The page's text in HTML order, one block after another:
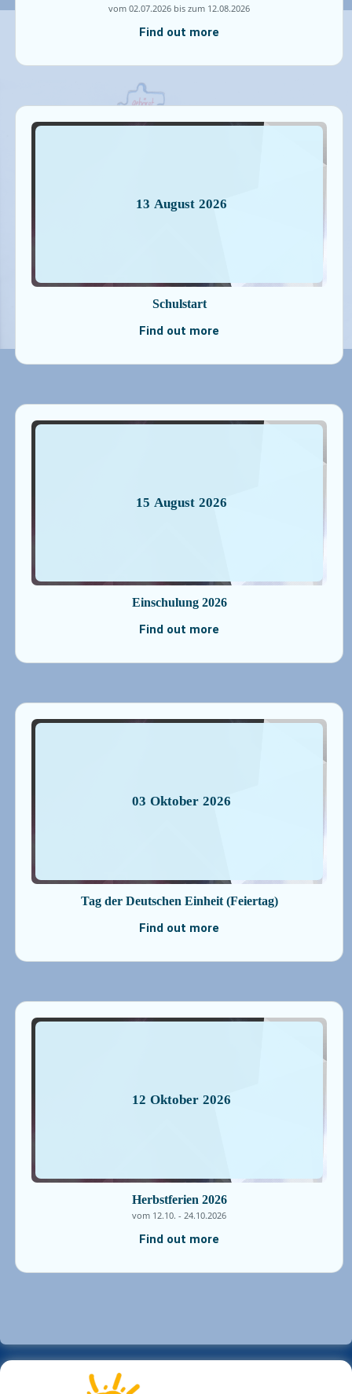
vom 02.07.2026 bis zum 12.08.2026
Find out more
13 August 2026
Schulstart
Find out more
15 August 2026
Einschulung 2026
Find out more
03 Oktober 2026
Tag der Deutschen Einheit (Feiertag)
Find out more
12 Oktober 2026
Herbstferien 2026
vom 12.10. - 24.10.2026
Find out more